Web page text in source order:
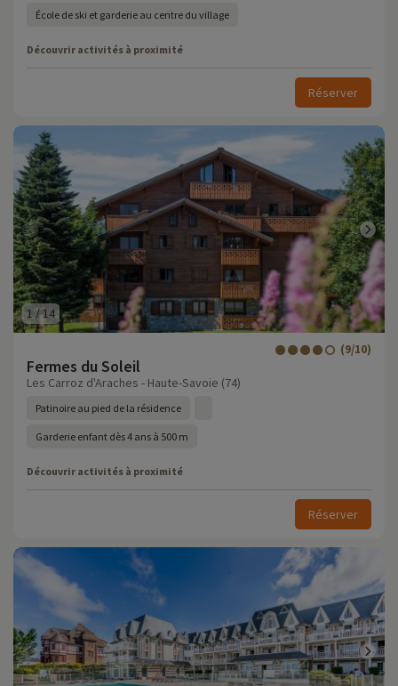
École de ski et garderie au centre du village
Découvrir activités à proximité
Réserver
1 /14
Fermes du Soleil
(9/10)
Les Carroz d'Araches - Haute-Savoie (74)
Patinoire au pied de la résidence
Garderie enfant dès 4 ans à 500 m
Découvrir activités à proximité
Réserver